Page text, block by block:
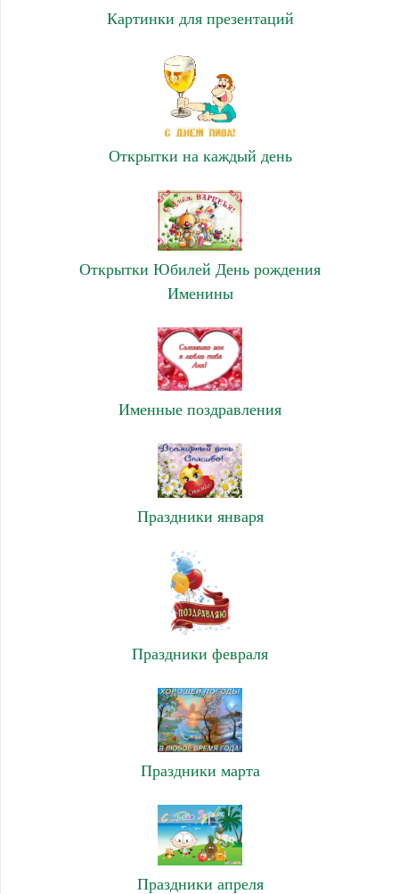
Картинки для презентаций
Открытки на каждый день
Открытки Юбилей День рождения
Именины
Именные поздравления
Праздники января
Праздники февраля
Праздники марта
Праздники апреля